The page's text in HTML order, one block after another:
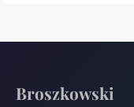
Broszkowski